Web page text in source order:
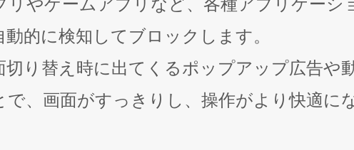
的に検知してブロックします。
切り替え時に出てくるポップアップ広告や
、画面がすっきりし、操作がより快適に